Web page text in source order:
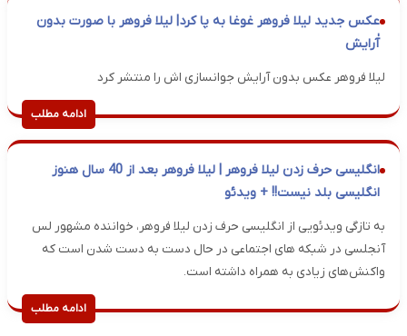
عکس جدید لیلا فروهر غوغا به پا کرد| لیلا فروهر با صورت بدون
آٰرایش
لیلا فروهر عکس بدون آرایش جوانسازی اش را منتشر کرد
ادامه مطلب
انگلیسی حرف زدن لیلا فروهر | لیلا فروهر بعد از 40 سال هنوز
انگلیسی بلد نیست!! + ویدئو
به تازگی ویدئویی از انگلیسی حرف زدن لیلا فروهر، خواننده مشهور لس
آنجلسی در شبکه های اجتماعی در حال دست به دست شدن است که
واکنش‌های زیادی به همراه داشته است.
ادامه مطلب